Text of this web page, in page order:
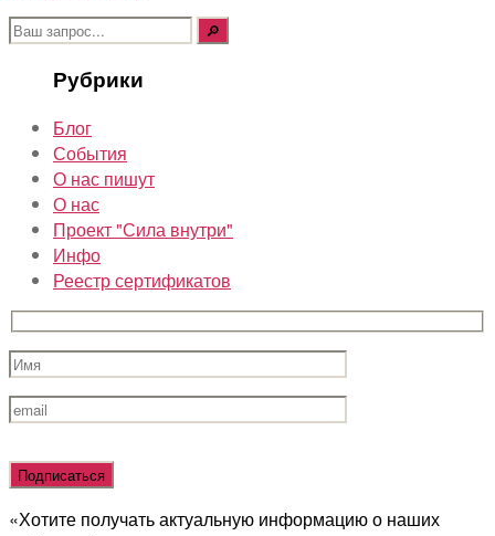
Поиск:
Рубрики
Блог
События
О нас пишут
О нас
Проект "Сила внутри"
Инфо
Реестр сертификатов
Оставьте
это
пустым.
«Хотите получать актуальную информацию о наших